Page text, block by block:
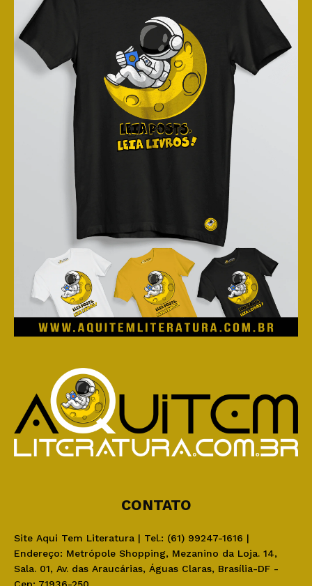
CONTATO
Site Aqui Tem Literatura | Tel.: (61) 99247-1616 |
Endereço: Metrópole Shopping, Mezanino da Loja. 14,
Sala. 01, Av. das Araucárias, Águas Claras, Brasília-DF -
Cep: 71936-250